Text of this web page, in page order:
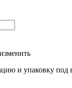
и упаковку под